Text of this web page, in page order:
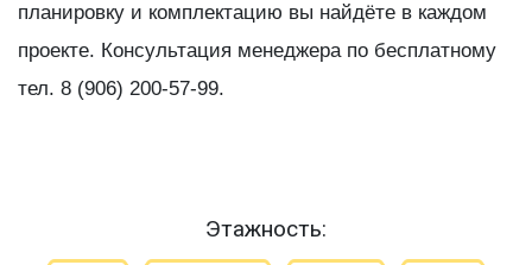
планировку и комплектацию вы найдёте в каждом
проекте. Консультация менеджера по бесплатному
тел. 8 (906) 200-57-99.
Этажность: